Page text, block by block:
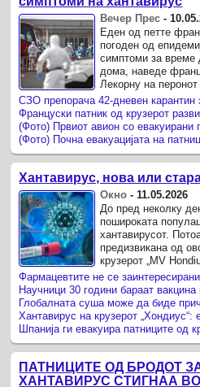
Вечер Прес -
Еден од петте
погоден од
симптоми за време
дома, наведе
Лекорну на перонот
Хантавирус, нова или
Окно -11.05.2026
До пред неколку
пошироката
хантавирусот.
предизвикана од
крузерот „MV
случаи на зараза,
...
ПАТНИЦИТЕ ОД БРОДОТ
ХАНТАВИРУС СТИГНАА